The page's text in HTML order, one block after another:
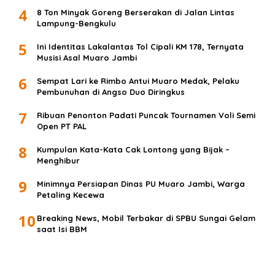
4
8 Ton Minyak Goreng Berserakan di Jalan Lintas
Lampung-Bengkulu
5
Ini Identitas Lakalantas Tol Cipali KM 178, Ternyata
Musisi Asal Muaro Jambi
6
Sempat Lari ke Rimbo Antui Muaro Medak, Pelaku
Pembunuhan di Angso Duo Diringkus
7
Ribuan Penonton Padati Puncak Tournamen Voli Semi
Open PT PAL
8
Kumpulan Kata-Kata Cak Lontong yang Bijak –
Menghibur
9
Minimnya Persiapan Dinas PU Muaro Jambi, Warga
Petaling Kecewa
10 Breaking News, Mobil Terbakar di SPBU Sungai Gelam
saat Isi BBM